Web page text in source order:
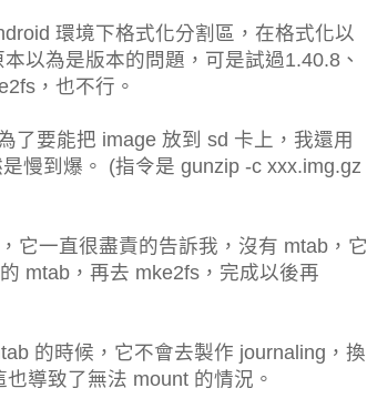
環境下格式化分割區，在格式化以
以為是版本的問題，可是試過1.40.8、
，也不行。
了要能把 image 放到 sd 卡上，我還用
慢到爆。 (指令是 gunzip -c xxx.img.gz
它一直很盡責的告訴我，沒有 mtab，它
mtab，再去 mke2fs，完成以後再
的時候，它不會去製作 journaling，換
導致了無法 mount 的情況。